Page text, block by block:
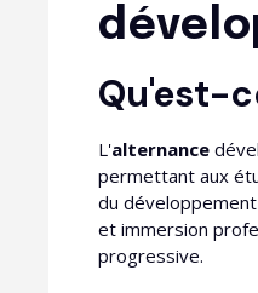
Qu'est-
L'alternance
permettant aux
du
et immersion
progressive.